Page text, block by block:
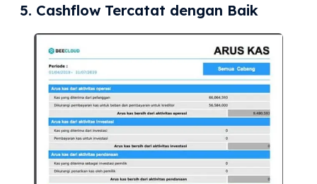
5. Cashflow Tercatat dengan Baik